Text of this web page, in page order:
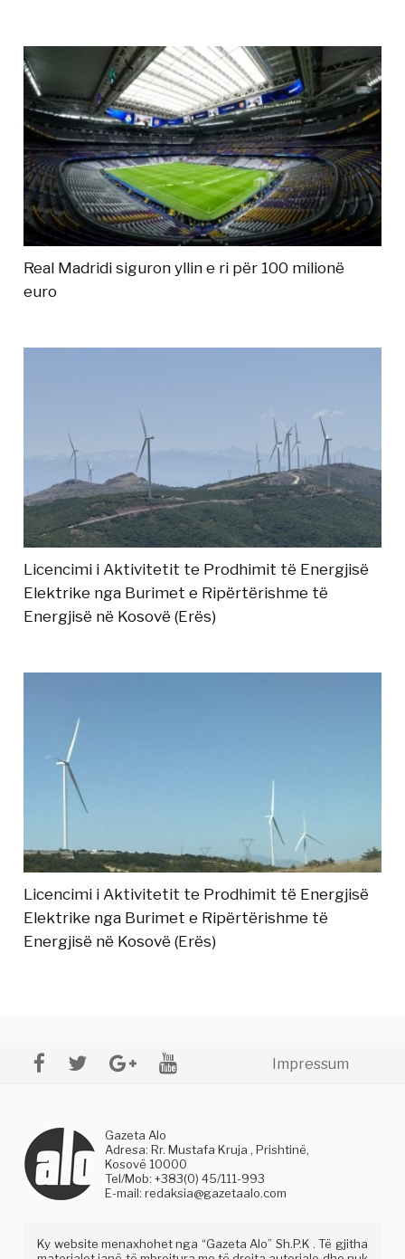
Real Madridi siguron yllin e ri për 100 milionë
euro
Licencimi i Aktivitetit te Prodhimit të Energjisë
Elektrike nga Burimet e Ripërtërishme të
Energjisë në Kosovë (Erës)
Licencimi i Aktivitetit te Prodhimit të Energjisë
Elektrike nga Burimet e Ripërtërishme të
Energjisë në Kosovë (Erës)
Impressum
Gazeta Alo
Adresa: Rr. Mustafa Kruja , Prishtinë,
Kosovë 10000
Tel/Mob: +383(0) 45/111-993
E-mail:redaksia@gazetaalo.com
Ky website menaxhohet nga “Gazeta Alo” Sh.P.K . Të gjitha